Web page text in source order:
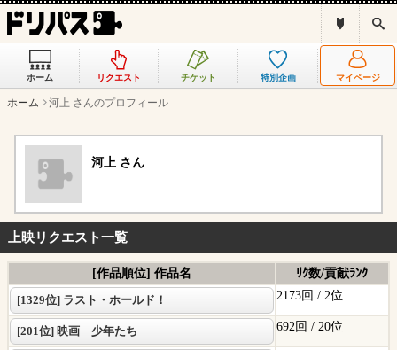
リ
ス
と
索
ホーム リクエスト チケット 特別企画 マイページ
ホーム 河上 さんのプロフィール
河上 さん
上映リクエスト一覧
[作品順位] 作品名
ﾘｸ数/貢献ﾗﾝｸ
[1329位] ラスト・ホールド！
2173回 / 2位
[201位] 映画 少年たち 692回 / 20位